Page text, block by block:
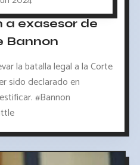
a exasesor de
Bannon
la batalla legal a la Corte
sido declarado en
#Bannon